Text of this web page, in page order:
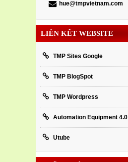
hue@tmpvietnam.com
LIÊN KẾT WEBSITE
TMP Sites Google
TMP BlogSpot
TMP Wordpress
Automation Equipment 4.0
Utube